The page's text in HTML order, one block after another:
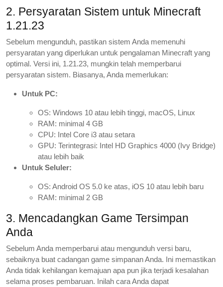
2. Persyaratan Sistem untuk Minecraft
1.21.23
Sebelum mengunduh, pastikan sistem Anda memenuhi
persyaratan yang diperlukan untuk pengalaman Minecraft yang
optimal. Versi ini, 1.21.23, mungkin telah memperbarui
persyaratan sistem. Biasanya, Anda memerlukan:
Untuk PC:
OS: Windows 10 atau lebih tinggi, macOS, Linux
RAM: minimal 4 GB
CPU: Intel Core i3 atau setara
GPU: Terintegrasi: Intel HD Graphics 4000 (Ivy Bridge)
atau lebih baik
Untuk Seluler:
OS: Android OS 5.0 ke atas, iOS 10 atau lebih baru
RAM: minimal 2 GB
3. Mencadangkan Game Tersimpan
Anda
Sebelum Anda memperbarui atau mengunduh versi baru,
sebaiknya buat cadangan game simpanan Anda. Ini memastikan
Anda tidak kehilangan kemajuan apa pun jika terjadi kesalahan
selama proses pembaruan. Inilah cara Anda dapat